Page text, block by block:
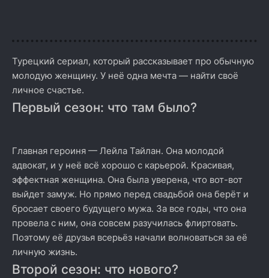
Турецкий сериал, который рассказывает про обычную
молодую женщину. У неё одна мечта — найти своё
личное счастье.
Первый сезон: что там было?
Главная героиня — Лейла Тайлан. Она молодой
адвокат, и у неё всё хорошо с карьерой. Красивая,
эффектная женщина. Она была уверена, что вот-вот
выйдет замуж. Но прямо перед свадьбой она берёт и
бросает своего будущего мужа. За все годы, что она
провела с ним, она совсем разучилась флиртовать.
Поэтому её друзья всерьёз начали волноваться за её
личную жизнь.
Второй сезон: что нового?